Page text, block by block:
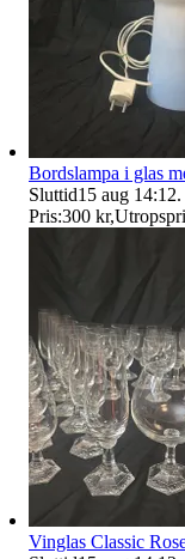
Bordslampa i glas
Sluttid15 aug 14:12.
Pris:300 kr,
Vinglas Classic